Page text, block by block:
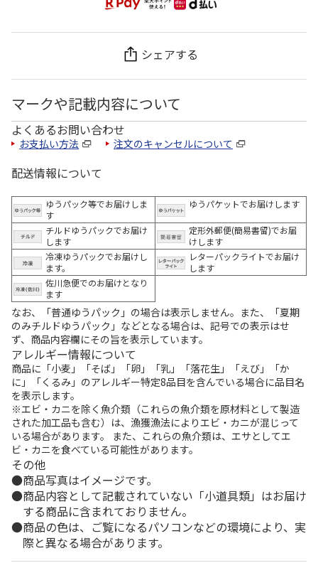
シェアする
マークや記載内容について
よくあるお問い合わせ
お支払い方法 注文のキャンセルについて
配送情報について
ゆうパック等でお届けしま
す
ゆうパケットでお届けします
チルドゆうパックでお届け
します
定形外郵便(簡易書留)でお届
けします
冷凍ゆうパックでお届けし
ます。
レターパックライトでお届け
します
佐川急便でのお届けとなり
ます
なお、「普通ゆうパック」の場合は表示しません。また、「夏期
のみチルドゆうパック」などとなる場合は、記号での表示はせ
ず、商品内容欄にその旨を表示しています。
アレルギー情報について
商品に「小麦」「そば」「卵」「乳」「落花生」「えび」「か
に」「くるみ」のアレルギー特定8品目を含んでいる場合に品目名
を表示します。
※エビ・カニを除く魚介類（これらの魚介類を原材料として製造
された加工品も含む）は、漁獲漁法によりエビ・カニが混じって
いる場合があります。 また、これらの魚介類は、エサとしてエ
ビ・カニを食べている可能性があります。
その他
商品写真はイメージです。
商品内容として記載されていない「小道具類」はお届け
する商品に含まれておりません。
商品の色は、ご覧になるパソコンなどの環境により、実
際と異なる場合があります。